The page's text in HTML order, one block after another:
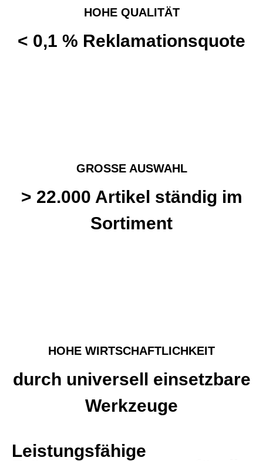
HOHE QUALITÄT
< 0,1 % Reklamations­quote
GROSSE AUSWAHL
> 22.000 Artikel ständig im
Sortiment
HOHE WIRTSCHAFTLICHKEIT
durch universell einsetz­bare
Werkzeuge
Leistungsfähige